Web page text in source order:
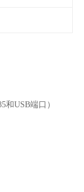
和USB端口）